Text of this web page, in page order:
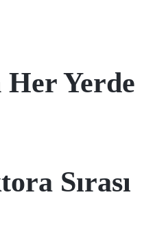
Yerde
Sırası